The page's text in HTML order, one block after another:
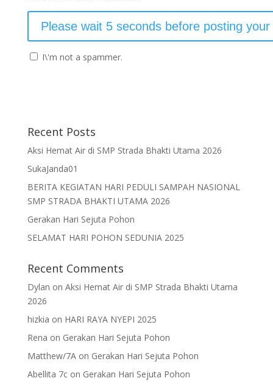
I\'m not a spammer.
Recent Posts
Aksi Hemat Air di SMP Strada Bhakti Utama 2026
SukaJanda01
BERITA KEGIATAN HARI PEDULI SAMPAH NASIONAL
SMP STRADA BHAKTI UTAMA 2026
Gerakan Hari Sejuta Pohon
SELAMAT HARI POHON SEDUNIA 2025
Recent Comments
Dylan on Aksi Hemat Air di SMP Strada Bhakti Utama
2026
hizkia on HARI RAYA NYEPI 2025
Rena on Gerakan Hari Sejuta Pohon
Matthew/7Aon Gerakan Hari Sejuta Pohon
Abellita 7con Gerakan Hari Sejuta Pohon